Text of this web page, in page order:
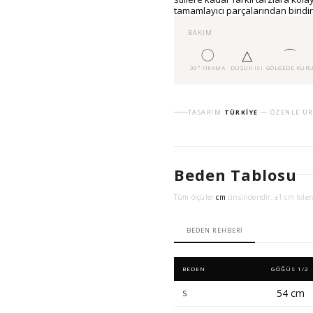
tamamlayıcı parçalarından
BAKIM
〇
30° YIKAMA
△
DÜŞÜK ISI
⌒
GÖLGEDE
TASARIM TÜRKIYE — ÖZENLE
Beden Tablosu
Tüm ölçülercm cinsindendir. ±1 cm
BEDEN REHBERI
BEDEN GÖĞÜS 1/2
S
54 cm